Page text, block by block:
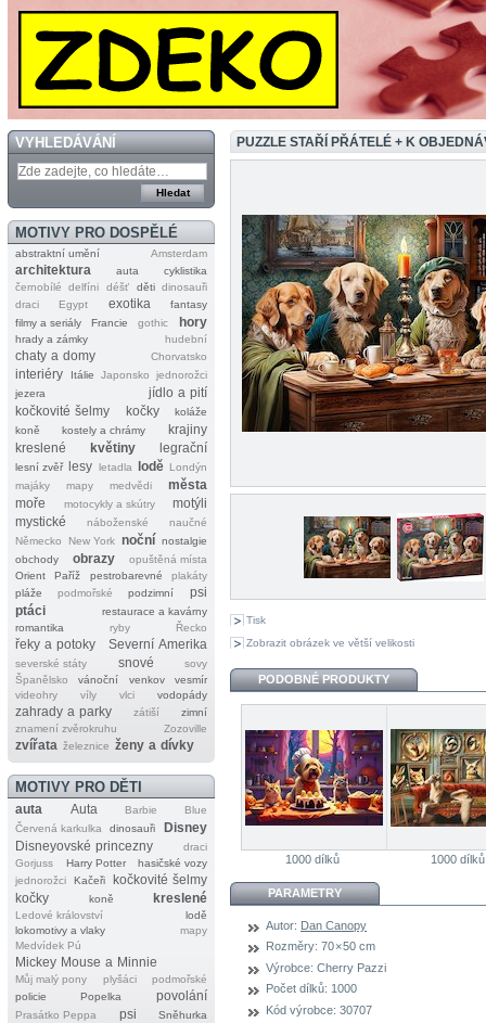
VYHLEDÁVÁNÍ
MOTIVY PRO DOSPĚLÉ
abstraktní umění Amsterdam
architektura auta
cyklistika
černobílé
delfíni déšť děti dinosauři
draci
Egypt exotika
fantasy
filmy a seriály
Francie gothic hory
hrady a zámky hudební
chaty a domy Chorvatsko
interiéry Itálie Japonsko
jednorožci
jezera
jídlo a pití
kočkovité šelmy
kočky
koláže
koně
kostely a chrámy
krajiny
kreslené
květiny legrační
lesní zvěř lesy letadla lodě Londýn
majáky
mapy medvědi
města
moře
motocykly a skútry
motýli
mystické
náboženské
naučné
Německo
New York noční nostalgie
obchody
obrazy
opuštěná místa
Orient
Paříž pestrobarevné
plakáty
pláže
podmořské podzimní
psi
ptáci
restaurace a kavárny
romantika
ryby Řecko
řeky a potoky Severní Amerika
severské státy snové
sovy
Španělsko
vánoční venkov
vesmír
videohry
víly vlci vodopády
zahrady a parky zátiší
zimní
znamení zvěrokruhu
Zozoville
zvířata železnice ženy a dívky
MOTIVY PRO DĚTI
auta Auta Barbie
Blue
Červená karkulka
dinosauři
Disney
Disneyovské princezny
draci
Gorjuss
Harry Potter
hasičské vozy
jednorožci
Kačeři
kočkovité šelmy
kočky
koně kreslené
Ledové království
lodě
lokomotivy a vlaky
mapy
Medvídek Pú
Mickey Mouse a Minnie
Můj malý pony plyšáci
podmořské
policie
Popelka povolání
Prasátko Peppa psi
Sněhurka
PUZZLE STAŘÍ PŘÁTELÉ + K
Tisk
Zobrazit obrázek ve větší velikosti
PODOBNÉ PRODUKTY
1000 dílků 1000 dílků
PARAMETRY
Autor: Dan Canopy
Rozměry: 70 × 50 cm
Výrobce: Cherry Pazzi
Počet dílků: 1000
Kód výrobce: 30707